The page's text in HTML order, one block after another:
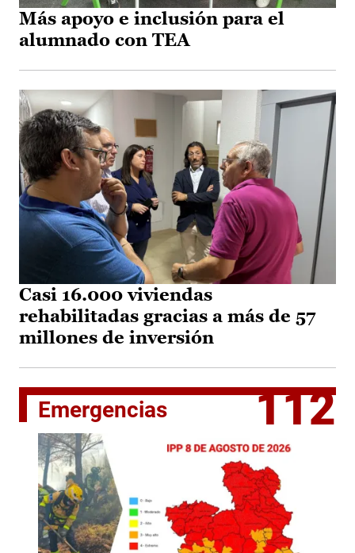
Más apoyo e inclusión para el
alumnado con TEA
Casi 16.000 viviendas
rehabilitadas gracias a más de 57
millones de inversión
Emergencias 112